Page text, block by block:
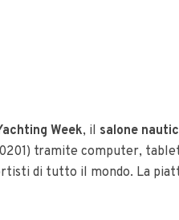
Week, il salone
tramite computer,
di tutto il mondo. La